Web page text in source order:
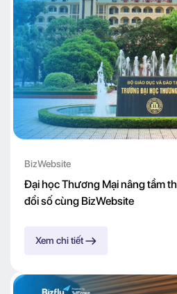
BizWebsite
Đại học Thương Mại nâng tầm
đổi số cùng BizWebsite
Xem chi tiết